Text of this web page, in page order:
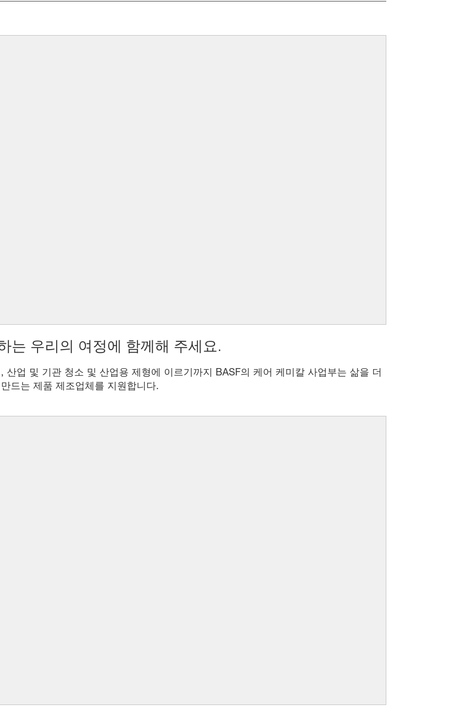
는 우리의 여정에 함께해 주세요.
산업 및 기관 청소 및 산업용 제형에 이르기까지 BASF의 케어 케미칼 사업부는 삶을 더
드는 제품 제조업체를 지원합니다.